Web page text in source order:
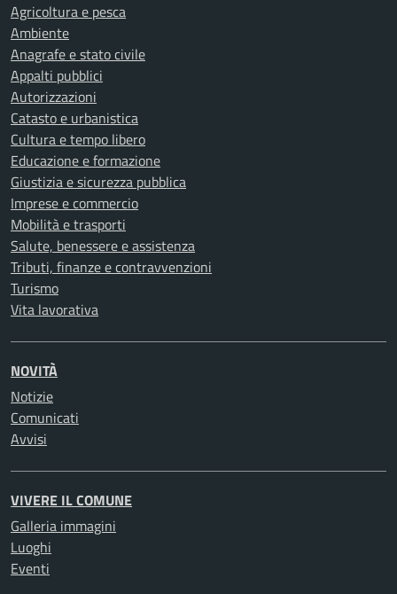
Agricoltura e pesca
Ambiente
Anagrafe e stato civile
Appalti pubblici
Autorizzazioni
Catasto e urbanistica
Cultura e tempo libero
Educazione e formazione
Giustizia e sicurezza pubblica
Imprese e commercio
Mobilità e trasporti
Salute, benessere e assistenza
Tributi, finanze e contravvenzioni
Turismo
Vita lavorativa
NOVITÀ
Notizie
Comunicati
Avvisi
VIVERE IL COMUNE
Galleria immagini
Luoghi
Eventi